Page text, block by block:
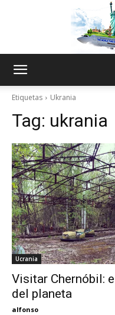
Etiquetas Ukrania
Tag: ukrania
Ucrania
Visitar Chernóbil:
del planeta
alfonso